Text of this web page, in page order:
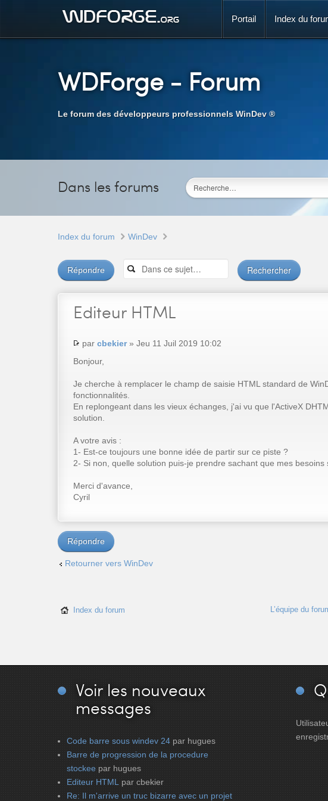
Portail Index du
WDForge- Forum
Le forum des développeurs professionnels WinDev ®
Dans les forums
Index du forum WinDev
Répondre
Editeur HTML
par cbekier» Jeu 11 Juil 2019 10:02
Bonjour,
Je cherche à remplacer le champ de saisie HTML standard de
fonctionnalités.
En replongeant dans les vieux échanges, j'ai vu que l'ActiveX
solution.
A votre avis :
1- Est-ce toujours une bonne idée de partir sur ce piste ?
2- Si non, quelle solution puis-je prendre sachant que mes besoins
Merci d'avance,
Cyril
Répondre
Retourner vers WinDev
Index du forum L’équipe du
Voir les nouveaux
messages
Code barre sous windev 24 par hugues
Barre de progression de la procedure
stockee par hugues
Editeur HTML par cbekier
Re: Il m'arrive un truc bizarre avec un projet